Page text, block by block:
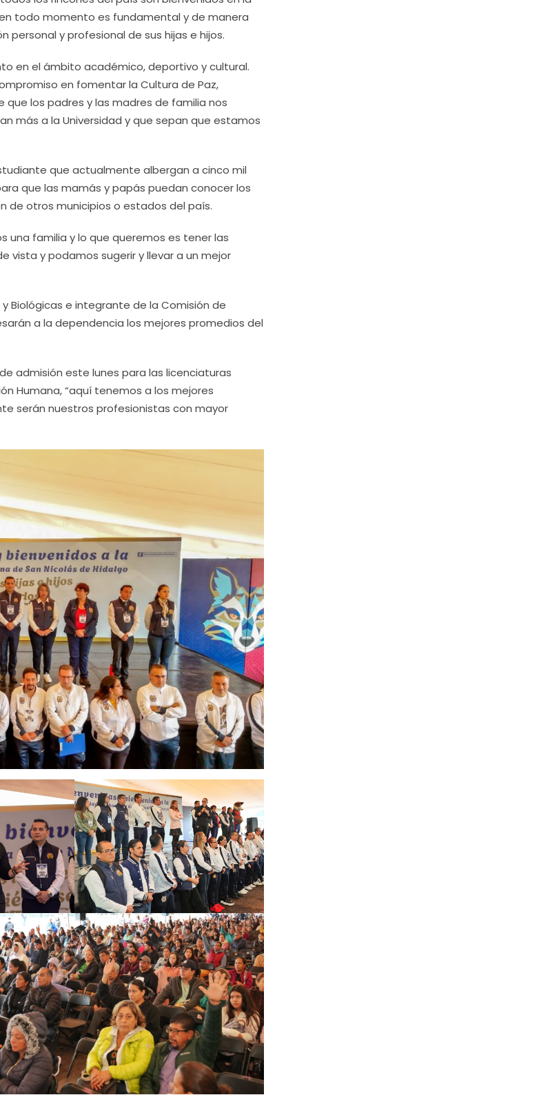
todo momento es fundamental y de manera
y profesional de sus hijas e hijos.
en el ámbito académico, deportivo y cultural.
en fomentar la Cultura de Paz,
los padres y las madres de familia nos
más a la Universidad y que sepan que estamos
que actualmente albergan a cinco mil
que las mamás y papás puedan conocer los
de otros municipios o estados del país.
una familia y lo que queremos es tener las
y podamos sugerir y llevar a un mejor
Biológicas e integrante de la Comisión de
a la dependencia los mejores promedios del
admisión este lunes para las licenciaturas
Humana, “aquí tenemos a los mejores
serán nuestros profesionistas con mayor